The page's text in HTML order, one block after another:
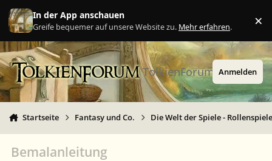
Zu Inhalt springen
In der App anschauen
Greife bequemer auf unsere Website zu. Mehr erfahren. ×
TolkienForum Anmelden
Startseite Fantasy und Co. Die Welt der Spiele -
Bemalanleitung